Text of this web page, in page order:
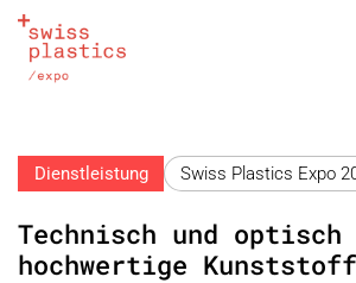
Dienstleistung Swiss Plastics Expo
Technisch und optisch
hochwertige